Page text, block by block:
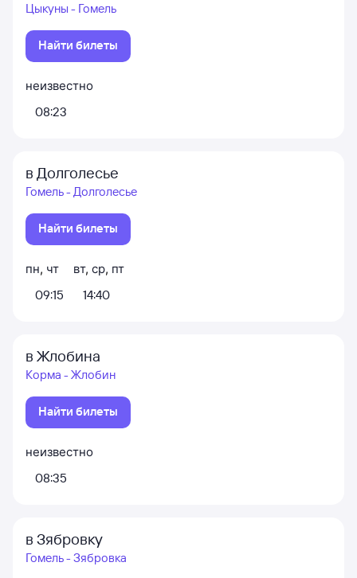
Цыкуны - Гомель
Найти билеты
неизвестно
08:23
в Долголесье
Гомель - Долголесье
Найти билеты
пн, чт
09:15
вт, ср, пт
14:40
в Жлобина
Корма - Жлобин
Найти билеты
неизвестно
08:35
в Зябровку
Гомель - Зябровка